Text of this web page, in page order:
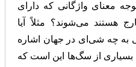
معنای واژگانی که دارای
می‌شوند؟ مثلاً آیا
به چه شی‌ای در جهان اشاره
از سگ‌ها این است که